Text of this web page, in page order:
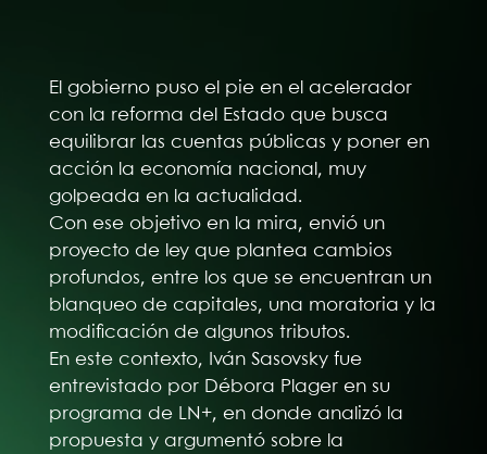
El gobierno puso el pie en el acelerador
con la reforma del Estado que busca
equilibrar las cuentas públicas y poner en
acción la economía nacional, muy
golpeada en la actualidad.
Con ese objetivo en la mira, envió un
proyecto de ley que plantea cambios
profundos, entre los que se encuentran un
blanqueo de capitales, una moratoria y la
modificación de algunos tributos.
En este contexto, Iván Sasovsky fue
entrevistado por Débora Plager en su
programa de LN+, en donde analizó la
propuesta y argumentó sobre la